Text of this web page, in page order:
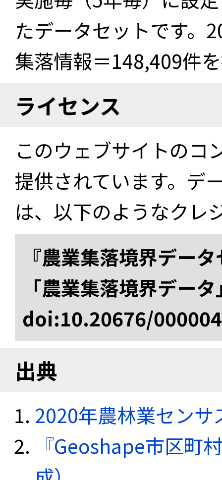
たデータセットです。
集落情報＝148,409件
ライセンス
このウェブサイトのコ
提供されています。デ
は、以下のようなクレ
『農業集落境界デー
「農業集落境界デー
doi:10.20676/
出典
2020年農林業セン
『Geoshape市区町